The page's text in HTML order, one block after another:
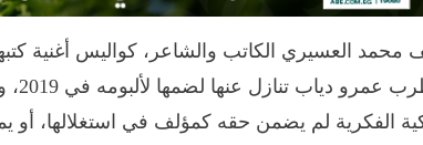
العسيري الكاتب والشاعر، كواليس أغنية
الفكرية لم يضمن حقه كمؤلف في استغلالها، أو